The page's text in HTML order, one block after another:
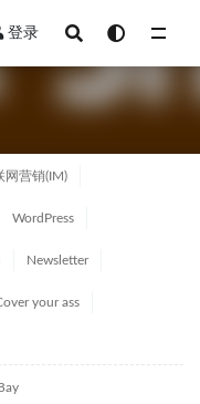
登录
网营销(IM)
WordPress
Newsletter
your ass